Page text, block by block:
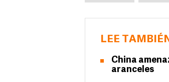
LEE
China
aranceles